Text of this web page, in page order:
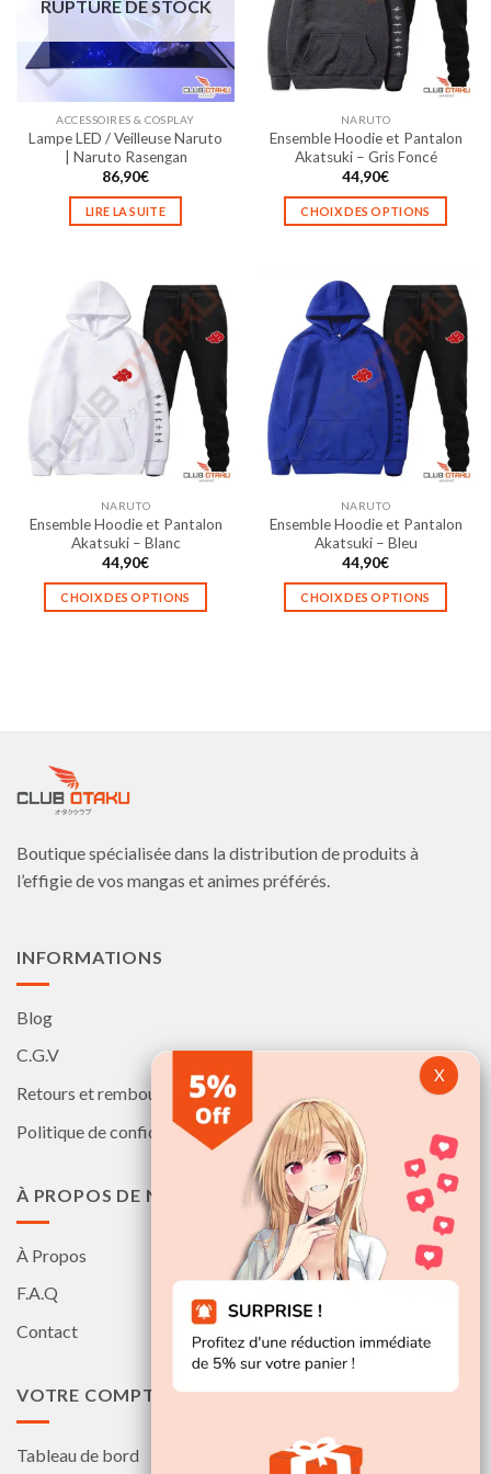
peuvent
être
choisies
la
page
du
produit
peuvent
être
choisies
sur
page
du
produit
RUPTURE DE STOCK
ACCESSOIRES & COSPLAY
Lampe LED / Veilleuse Naruto
| Naruto Rasengan
86,90€
LIRE LA SUITE
NARUTO
Ensemble Hoodie et Pantalon
Akatsuki – Gris Foncé
44,90€
CHOIX DES OPTIONS
plusieurs
variations.
Les
options
peuvent
être
choisies
sur
page
du
produit
NARUTO
Ensemble Hoodie et Pantalon
Akatsuki – Blanc
44,90€
CHOIX DES OPTIONS
Les
être
sur
la
NARUTO
Ensemble Hoodie et Pantalon
Akatsuki – Bleu
44,90€
CHOIX DES OPTIONS
Les
sur
Boutique spécialisée dans la distribution de produits à
l’effigie de vos mangas et animes préférés.
INFORMATIONS
Blog
C.G.V
Retours et remboursements
Politique de confidentialité
À PROPOS DE NOUS
À Propos
F.A.Q
Contact
VOTRE COMPTE
Tableau de bord